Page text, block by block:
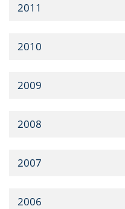
2011
2010
2009
2008
2007
2006